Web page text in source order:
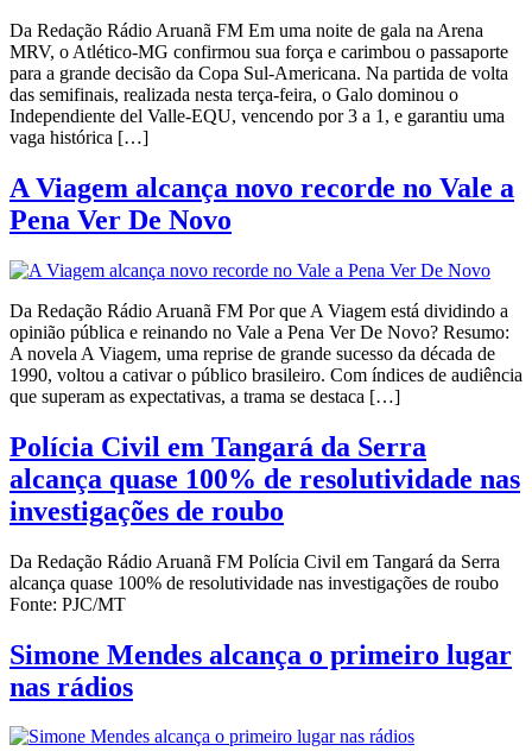
Da Redação Rádio Aruanã FM Em uma noite de gala na Arena
MRV, o Atlético-MG confirmou sua força e carimbou o passaporte
para a grande decisão da Copa Sul-Americana. Na partida de volta
das semifinais, realizada nesta terça-feira, o Galo dominou o
Independiente del Valle-EQU, vencendo por 3 a 1, e garantiu uma
vaga histórica […]
A Viagem alcança novo recorde no Vale a
Pena Ver De Novo
Da Redação Rádio Aruanã FM Por que A Viagem está dividindo a
opinião pública e reinando no Vale a Pena Ver De Novo? Resumo:
A novela A Viagem, uma reprise de grande sucesso da década de
1990, voltou a cativar o público brasileiro. Com índices de audiência
que superam as expectativas, a trama se destaca […]
Polícia Civil em Tangará da Serra
alcança quase 100% de resolutividade nas
investigações de roubo
Da Redação Rádio Aruanã FM Polícia Civil em Tangará da Serra
alcança quase 100% de resolutividade nas investigações de roubo
Fonte: PJC/MT
Simone Mendes alcança o primeiro lugar
nas rádios